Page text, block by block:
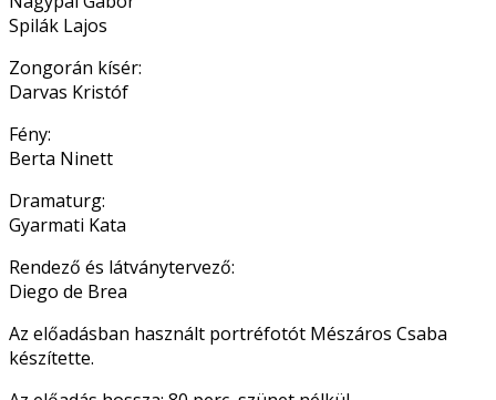
Spilák Lajos
Zongorán kísér:
Darvas Kristóf
Fény:
Berta Ninett
Dramaturg:
Gyarmati Kata
Rendező és látványtervező:
Diego de Brea
Az előadásban használt portréfotót Mészáros Csaba
készítette.